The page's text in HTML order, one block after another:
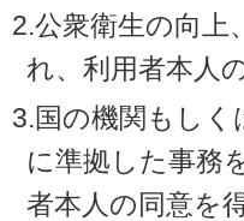
2.公衆衛生の向
れ、利用者本人
3.国の機関もし
に準拠した事務
者本人の同意を